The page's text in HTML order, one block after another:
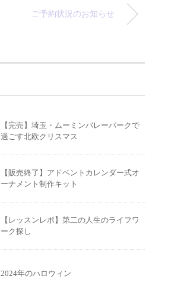
ご予約状況のお知らせ
【完売】埼玉・ムーミンバレーパークで
過ごす北欧クリスマス
【販売終了】アドベントカレンダー式オ
ーナメント制作キット
【レッスンレポ】第二の人生のライフワ
ーク探し
2024年のハロウィン